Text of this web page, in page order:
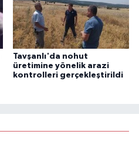
Tavşanlı'da nohut
üretimine yönelik arazi
kontrolleri gerçekleştirildi